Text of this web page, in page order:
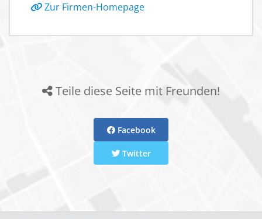
Zur Firmen-Homepage
Teile diese Seite mit Freunden!
Facebook
Twitter